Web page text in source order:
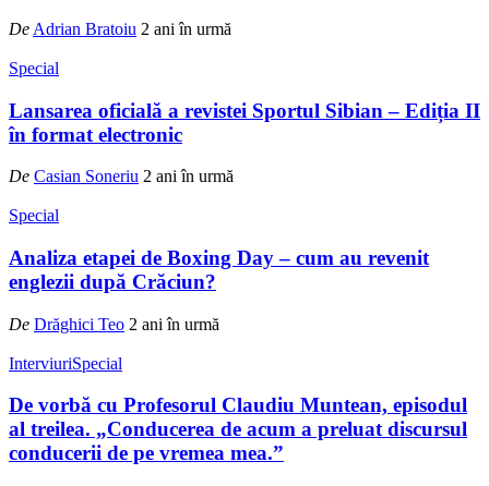
De Adrian Bratoiu 2 ani în urmă
Special
Lansarea oficială a revistei Sportul Sibian – Ediția II
în format electronic
De Casian Soneriu 2 ani în urmă
Special
Analiza etapei de Boxing Day – cum au revenit
englezii după Crăciun?
De Drăghici Teo 2 ani în urmă
InterviuriSpecial
De vorbă cu Profesorul Claudiu Muntean, episodul
al treilea. „Conducerea de acum a preluat discursul
conducerii de pe vremea mea.”